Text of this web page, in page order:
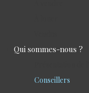
Qui sommes-nous ?
Conseillers